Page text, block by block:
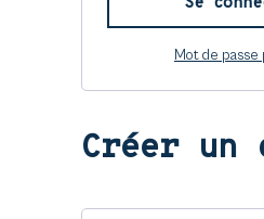
Mot de passe
Créer un